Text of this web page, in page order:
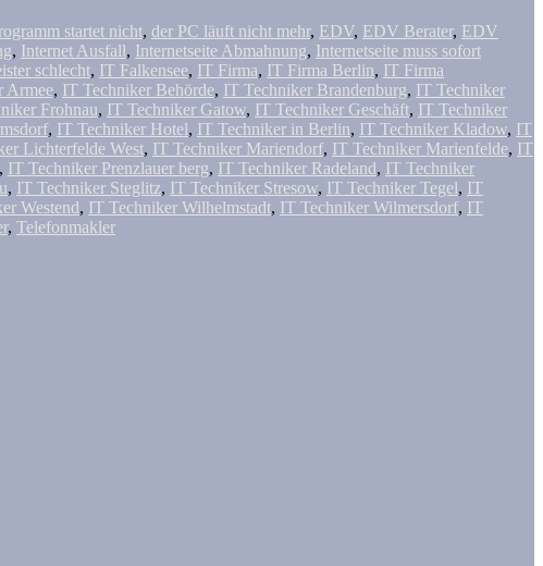
startet nicht, der PC läuft nicht mehr, EDV, EDV Berater, EDV
, Internet Ausfall, Internetseite Abmahnung, Internetseite muss sofort
schlecht, IT Falkensee, IT Firma, IT Firma Berlin, IT Firma
Armee, IT Techniker Behörde, IT Techniker Brandenburg, IT Techniker
Frohnau, IT Techniker Gatow, IT Techniker Geschäft, IT Techniker
, IT Techniker Hotel, IT Techniker in Berlin, IT Techniker Kladow, IT
Lichterfelde West, IT Techniker Mariendorf, IT Techniker Marienfelde, IT
, IT Techniker Prenzlauer berg, IT Techniker Radeland, IT Techniker
, IT Techniker Steglitz, IT Techniker Stresow, IT Techniker Tegel, IT
Westend, IT Techniker Wilhelmstadt, IT Techniker Wilmersdorf, IT
, Telefonmakler